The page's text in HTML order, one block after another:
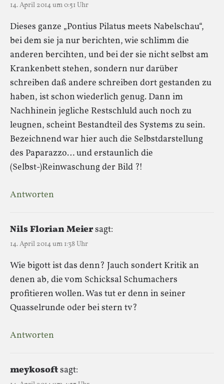
14. April 2014 um 0:51 Uhr
Dieses ganze „Pontius Pilatus meets Nabelschau“,
bei dem sie ja nur berichten, wie schlimm die
anderen bercihten, und bei der sie nicht selbst am
Krankenbett stehen, sondern nur darüber
schreiben daß andere schreiben dort gestanden zu
haben, ist schon wiederlich genug. Dann im
Nachhinein jegliche Restschluld auch noch zu
leugnen, scheint Bestandteil des Systems zu sein.
Bezeichnend war hier auch die Selbstdarstellung
des Paparazzo… und erstaunlich die
(Selbst-)Reinwaschung der Bild ?!
Antworten
Nils Florian Meiersagt:
14. April 2014 um 1:38 Uhr
Wie bigott ist das denn? Jauch sondert Kritik an
denen ab, die vom Schicksal Schumachers
profitieren wollen. Was tut er denn in seiner
Quasselrunde oder bei stern tv?
Antworten
meykosoftsagt: